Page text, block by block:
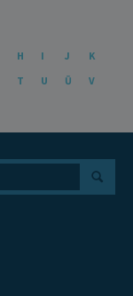
H I J
K
T U Ū
V